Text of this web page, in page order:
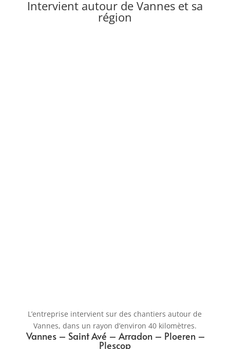
Intervient autour de Vannes et sa
région
L’entreprise intervient sur des chantiers autour de
Vannes, dans un rayon d’environ 40 kilomètres.
Vannes – Saint Avé – Arradon – Ploeren –
Plescop